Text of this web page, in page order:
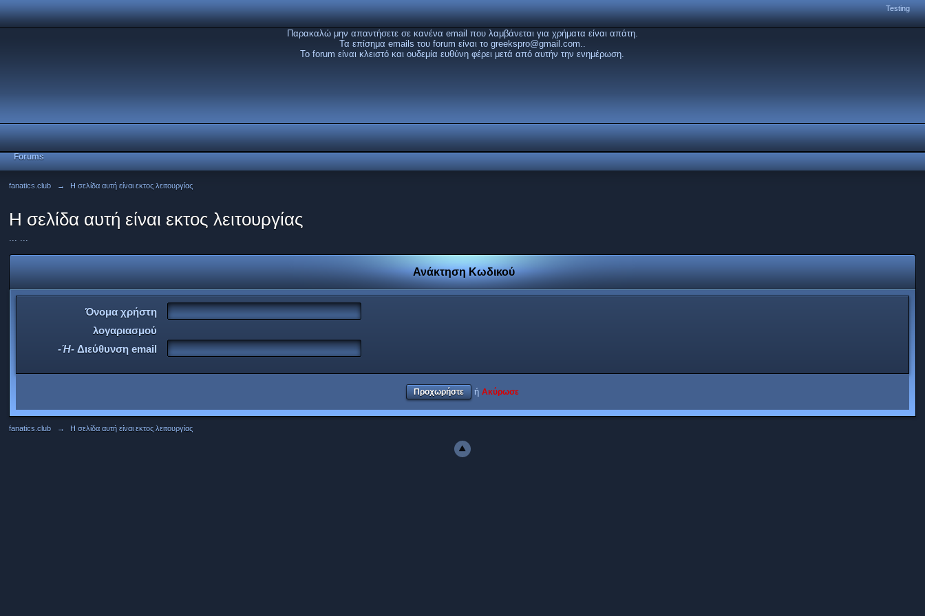
Testing
Παρακαλώ μην απαντήσετε σε κανένα email που λαμβάνεται για χρήματα είναι απάτη.
Τα επίσημα emails του forum είναι το greekspro@gmail.com..
Το forum είναι κλειστό και ουδεμία ευθύνη φέρει μετά από αυτήν την ενημέρωση.
Forums
fanatics.club → Η σελίδα αυτή είναι εκτος λειτουργίας
Η σελίδα αυτή είναι εκτος λειτουργίας
... ...
Ανάκτηση Κωδικού
Όνομα χρήστη
λογαριασμού
-Ή- Διεύθυνση email
ή Ακύρωσε
fanatics.club → Η σελίδα αυτή είναι εκτος λειτουργίας